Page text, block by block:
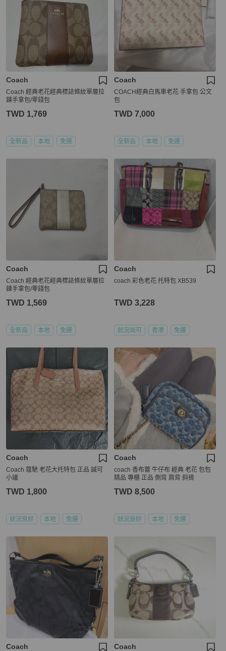
Coach
Coach 經典老花經典標誌條紋單層拉
鍊手拿包/零錢包
TWD 1,769
全新品 本地 免運
Coach
COACH經典白馬車老花 手拿包 公文
包
TWD 7,000
全新品 本地 免運
Coach
Coach 經典老花經典標誌條紋單層拉
鍊手拿包/零錢包
TWD 1,569
全新品 本地 免運
Coach
coach 彩色老花 托特包 XB539
TWD 3,228
狀況尚可 香港 免運
Coach
Coach 蔻馳 老花大托特包 正品 誠可
小議
TWD 1,800
狀況良好 本地 免運
Coach
coach 香布蕾 牛仔布 經典 老花 包包
精品 專櫃 正品 側背 肩背 斜揹
TWD 8,500
狀況良好 本地 免運
Coach Coach